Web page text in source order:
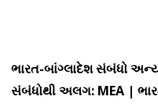
ભારત-બાંગ્લાદેશ સંબંધો
સંબંધોથી અલગ: MEA |